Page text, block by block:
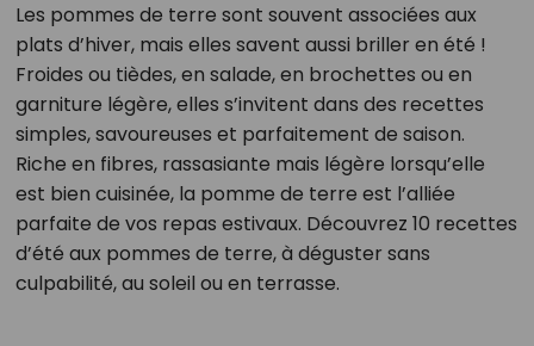
Les pommes de terre sont souvent associées aux
plats d’hiver, mais elles savent aussi briller en été !
Froides ou tièdes, en salade, en brochettes ou en
garniture légère, elles s’invitent dans des recettes
simples, savoureuses et parfaitement de saison.
Riche en fibres, rassasiante mais légère lorsqu’elle
est bien cuisinée, la pomme de terre est l’alliée
parfaite de vos repas estivaux. Découvrez 10 recettes
d’été aux pommes de terre, à déguster sans
culpabilité, au soleil ou en terrasse.